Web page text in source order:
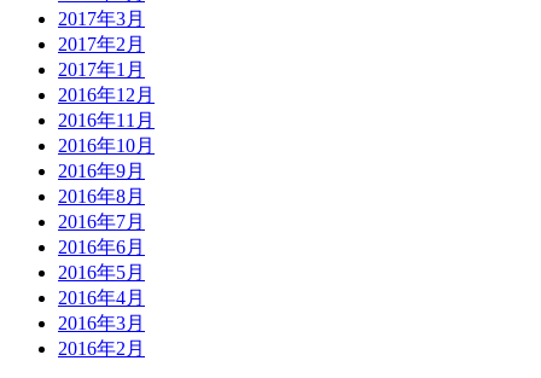
2017年3月
2017年2月
2017年1月
2016年12月
2016年11月
2016年10月
2016年9月
2016年8月
2016年7月
2016年6月
2016年5月
2016年4月
2016年3月
2016年2月